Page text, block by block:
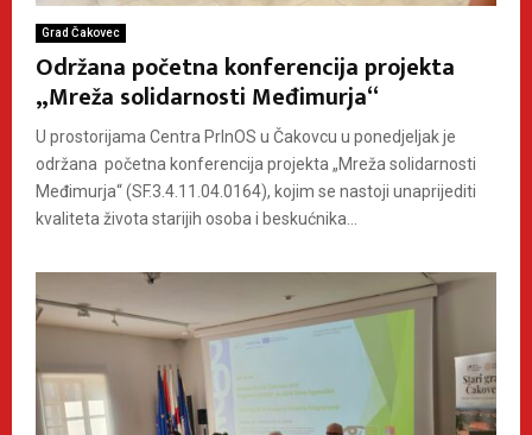
Grad Čakovec
Održana početna konferencija projekta
„Mreža solidarnosti Međimurja“
U prostorijama Centra PrInOS u Čakovcu u ponedjeljak je
održana početna konferencija projekta „Mreža solidarnosti
Međimurja“ (SF.3.4.11.04.0164), kojim se nastoji unaprijediti
kvaliteta života starijih osoba i beskućnika...